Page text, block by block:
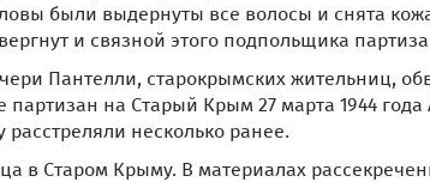
были выдернуты все волосы и снята
и связной этого подпольщика
Пантелли, старокрымских жительниц,
на Старый Крым 27 марта 1944
несколько ранее.
в Старом Крыму. В материалах